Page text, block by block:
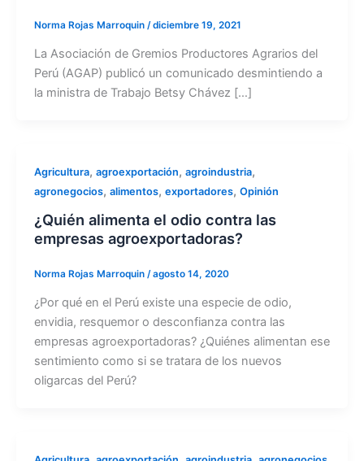
Norma Rojas Marroquin /diciembre 19, 2021
La Asociación de Gremios Productores Agrarios del
Perú (AGAP) publicó un comunicado desmintiendo a
la ministra de Trabajo Betsy Chávez […]
Agricultura, agroexportación, agroindustria,
agronegocios, alimentos, exportadores, Opinión
¿Quién alimenta el odio contra las
empresas agroexportadoras?
Norma Rojas Marroquin /agosto 14, 2020
¿Por qué en el Perú existe una especie de odio,
envidia, resquemor o desconfianza contra las
empresas agroexportadoras? ¿Quiénes alimentan ese
sentimiento como si se tratara de los nuevos
oligarcas del Perú?